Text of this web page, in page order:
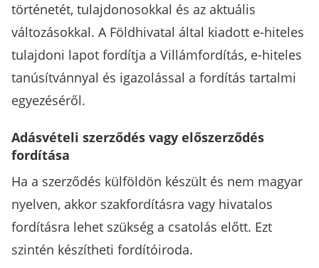
történetét, tulajdonosokkal és az aktuális
változásokkal. A Földhivatal által kiadott e-hiteles
tulajdoni lapot fordítja a Villámfordítás, e-hiteles
tanúsítvánnyal és igazolással a fordítás tartalmi
egyezéséről.
Adásvételi szerződés vagy előszerződés
fordítása
Ha a szerződés külföldön készült és nem magyar
nyelven, akkor szakfordításra vagy hivatalos
fordításra lehet szükség a csatolás előtt. Ezt
szintén készítheti fordítóiroda.